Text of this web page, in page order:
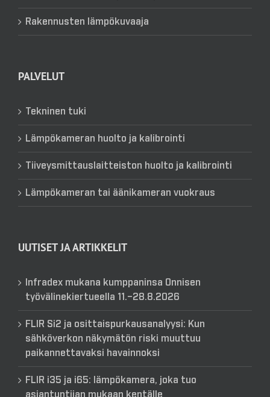
Rakennusten lämpökuvaaja
PALVELUT
Tekninen tuki
Lämpökameran huolto ja kalibrointi
Tiiveysmittauslaitteiston huolto ja kalibrointi
Lämpökameran tai äänikameran vuokraus
UUTISET JA ARTIKKELIT
Infradex mukana kumppaninsa Onnisen
työvälinekiertueella 11.–28.8.2026
FLIR Si2 ja osittaispurkausanalyysi: Kun
sähköverkon näkymätön riski muuttuu
paikannettavaksi havainnoksi
FLIR i35 ja i65: lämpökamera, joka tuo
asiantuntijan mukaan kentälle